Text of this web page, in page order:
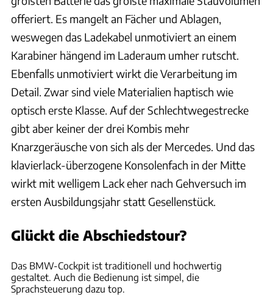
offeriert. Es mangelt an Fächer und Ablagen,
weswegen das Ladekabel unmotiviert an einem
Karabiner hängend im Laderaum umher rutscht.
Ebenfalls unmotiviert wirkt die Verarbeitung im
Detail. Zwar sind viele Materialien haptisch wie
optisch erste Klasse. Auf der Schlechtwegestrecke
gibt aber keiner der drei Kombis mehr
Knarzgeräusche von sich als der Mercedes. Und das
klavierlack-überzogene Konsolenfach in der Mitte
wirkt mit welligem Lack eher nach Gehversuch im
ersten Ausbildungsjahr statt Gesellenstück.
Glückt die Abschiedstour?
Das BMW-Cockpit ist traditionell und hochwertig
gestaltet. Auch die Bedienung ist simpel, die
Sprachsteuerung dazu top.